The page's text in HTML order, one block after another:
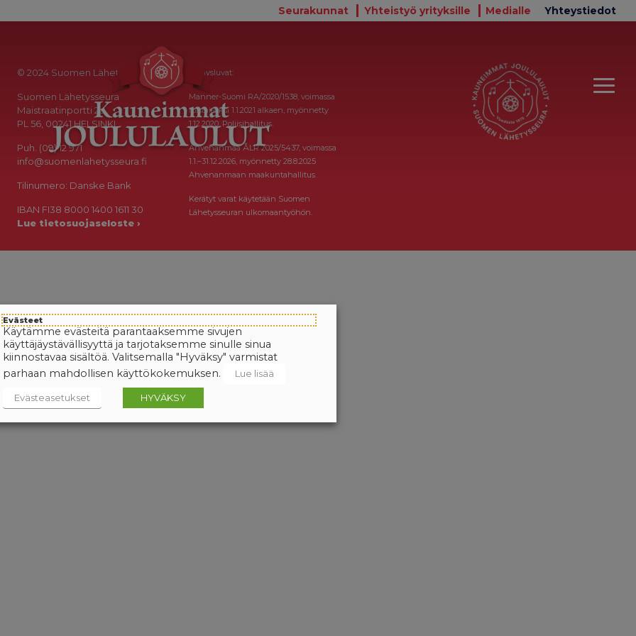
Seurakunnat Yhteistyö yrityksille Medialle Yhteystiedot
© 2024 Suomen Lähetysseura
Suomen Lähetysseura
Maistraatinportti 2a
PL 56, 00241 HELSINKI
Puh. (09) 12 971
info@suomenlahetysseura.fi
Tilinumero: Danske Bank
IBAN FI38 8000 1400 1611 30
Lue tietosuojaseloste ›
Keräysluvat:
Manner-Suomi RA/2020/1538, voimassa
toistaiseksi 1.1.2021 alkaen, myönnetty
1.12.2020, Poliisihallitus.
Ahvenanmaa ÅLR 2025/5437, voimassa
1.1.–31.12.2026, myönnetty 28.8.2025
Ahvenanmaan maakuntahallitus.
Kerätyt varat käytetään Suomen
Lähetysseuran ulkomaantyöhön.
Evästeet
Käytämme evästeitä parantaaksemme sivujen
käyttäjäystävällisyyttä ja tarjotaksemme sinulle sinua
kiinnostavaa sisältöä. Valitsemalla "Hyväksy" varmistat
parhaan mahdollisen käyttökokemuksen.
Lue lisää
Evästeasetukset HYVÄKSY